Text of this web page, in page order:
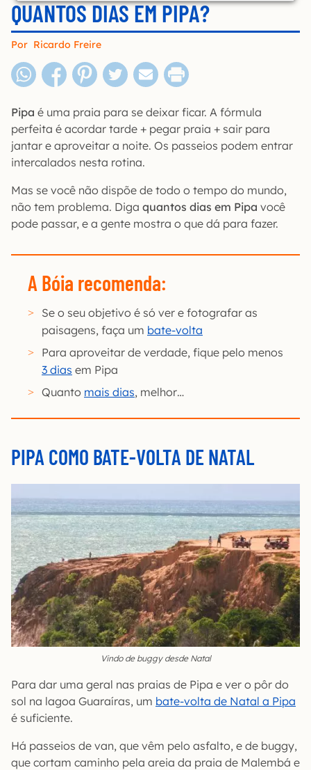
QUANTOS DIAS EM PIPA?
Por Ricardo Freire
Pipa é uma praia para se deixar ficar. A fórmula
perfeita é acordar tarde + pegar praia + sair para
jantar e aproveitar a noite. Os passeios podem entrar
intercalados nesta rotina.
Mas se você não dispõe de todo o tempo do mundo,
não tem problema. Diga quantos dias em Pipa você
pode passar, e a gente mostra o que dá para fazer.
A Bóia recomenda:
Se o seu objetivo é só ver e fotografar as
paisagens, faça um bate-volta
Para aproveitar de verdade, fique pelo menos
3 dias em Pipa
Quanto mais dias, melhor…
PIPA COMO BATE-VOLTA DE NATAL
Vindo de buggy desde Natal
Para dar uma geral nas praias de Pipa e ver o pôr do
sol na lagoa Guaraíras, um bate-volta de Natal a Pipa
é suficiente.
Há passeios de van, que vêm pelo asfalto, e de buggy,
que cortam caminho pela areia da praia de Malembá e